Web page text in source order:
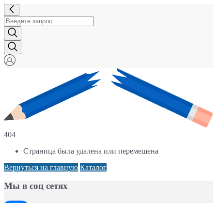
404
Страница была удалена или перемещена
Вернуться на главную Каталог
Мы в соц сетях